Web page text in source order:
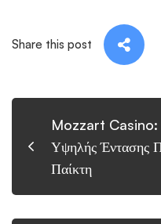
Share this post
Mozzart Casino:
Υψηλής Έντασης
Παίκτη